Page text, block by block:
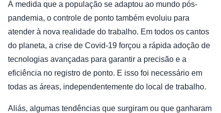
À medida que a população se adaptou ao mundo pós-
pandemia, o controle de ponto também evoluiu para
atender à nova realidade do trabalho. Em todos os cantos
do planeta, a crise de Covid-19 forçou a rápida adoção de
tecnologias avançadas para garantir a precisão e a
eficiência no registro de ponto. E isso foi necessário em
todas as áreas, independentemente do local de trabalho.
Aliás, algumas tendências que surgiram ou que ganharam